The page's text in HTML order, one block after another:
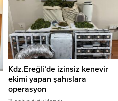
ise yeni kanalizasyon hattı yapılıyor.
Kdz.Ereğli’de izinsiz kenevir
ekimi yapan şahıslara
operasyon